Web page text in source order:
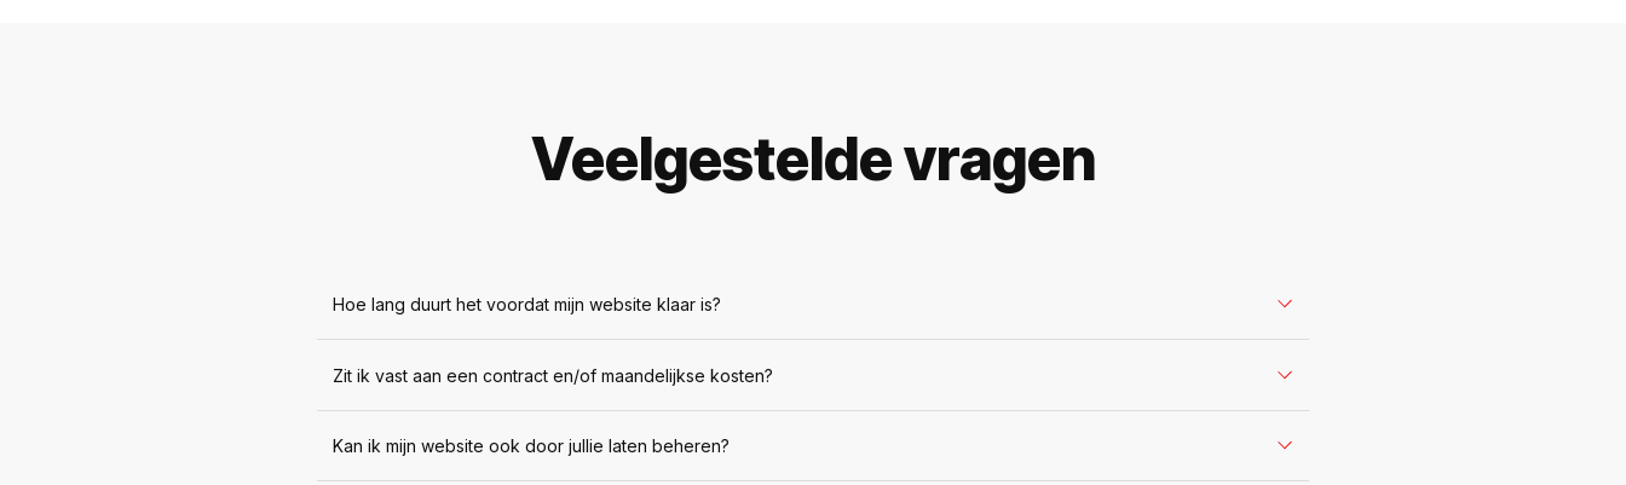
Veelgestelde vragen
Hoe lang duurt het voordat mijn website klaar is?
Zit ik vast aan een contract en/of maandelijkse kosten?
Kan ik mijn website ook door jullie laten beheren?